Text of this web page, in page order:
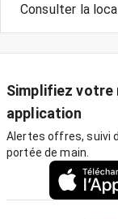
Consulter la
Simplifiez votre
application
Alertes offres, suivi
portée de main.